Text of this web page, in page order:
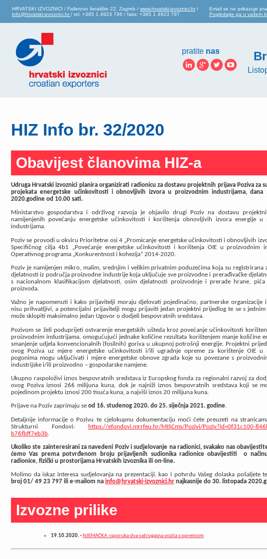
HRVATSKI IZVOZNICI / Fallerovo šetalište 22, Zagreb / www.hrvatski-izvoznici.hr /
info@hrvatski-izvoznici.hr / tel: +385 1 4923 796 / faks: +385 1 4923 797
Email se ne prikazuje
Pogledajte ga u vašem
pratite nas
HIZ Info br. 32/2020
Obavijest članovima HIZ-a
Udruga Hrvatski izvoznici planira organizirati radionicu za dostavu projektnih prijava Poziva za
projekata energetske učinkovitosti i obnovljivih izvora u proizvodnim industrijama, dana
2020.godine od 10.00 sati.
Ministarstvo gospodarstva i održivog razvoja je objavilo drugi Poziv na dostavu
namijenjenih povećanju energetske učinkovitosti i korištenja obnovljivih izvora energije u
industrijama.
Poziv se provodi u okviru Prioritetne osi 4 „Promicanje energetske učinkovitosti i obnovljivih
Specifičnog cilja 4b1 „Povećanje energetske učinkovitosti i korištenja OIE u proizvodnim
Operativnog programa „Konkurentnost i kohezija“ 2014-2020.
Poziv je namijenjen mikro, malim, srednjim i velikim privatnim poduzećima koja su registrirana
djelatnosti iz područja proizvodne industrije koja uključuje sve proizvodne i prerađivačke
s nacionalnom klasifikacijom djelatnosti, osim djelatnosti proizvodnje i prerade hrane, pića
proizvoda.
Važno je napomenuti i kako prijavitelji moraju djelovati pojedinačno, partnerske organizacije
nisu prihvatljivi, a potencijalni prijavitelji mogu prijaviti jedan projektni prijedlog te se s jednim
može sklopiti maksimalno jedan Ugovor o dodjeli bespovratnih sredstava.
Pozivom se želi poduprijeti ostvarenje energetskih ušteda kroz povećanje učinkovitosti
proizvodnim industrijama, omogućujući jednake količine rezultata korištenjem manje količine
smanjenje udjela konvencionalnih (fosilnih) goriva u ukupnoj potrošnji energije. Projektni
ovog Poziva uz mjere energetske učinkovitosti i/ili ugradnje opreme za korištenje OIE u
pogonima mogu uključivati i mjere energetske obnove zgrada koje su povezane s
industrijske i/ili proizvodno – gospodarske namjene.
Ukupno raspoloživi iznos bespovratnih sredstava iz Europskog fonda za regionalni razvoj za
ovog Poziva iznosi 266 milijuna kuna, dok je najniži iznos bespovratnih sredstava koji se
pojedinom projektu iznosi 200 tisuća kuna, a najviši iznos 20 milijuna kuna.
Prijave na Poziv zaprimaju se od 16. studenog 2020. do 25. siječnja 2021. godine.
Detaljnije informacije o Pozivu te cjelokupnu dokumentaciju moći ćete preuzeti na
Strukturni Fondovi:
https://efondovi.mrrfeu.hr/MISCms/Pozivi/Poziv?id=0f31c100-
b76fbff7eb3b.
Ukoliko ste zainteresirani za navedeni Poziv i sudjelovanje na radionici, svakako nas
ćemo Vas prema potvrđenom broju prijavljenih sudionika radionice obavijestiti o
radionice, fizički u prostorijama Hrvatskih izvoznika ili on-line.
Molimo da iskaz interesa sudjelovanja na prezentaciji, kao i potvrdu Vašeg dolaska pošaljete
broj 01/ 49 23 797 ili e-mailom na info@hrvatski-izvoznici.hr najkasnije do 30. listopada 2020.g
Izvozne prilike
19.10.2020.- NJEMAČKA -isporuka dva vatrogasna vozila s opremom